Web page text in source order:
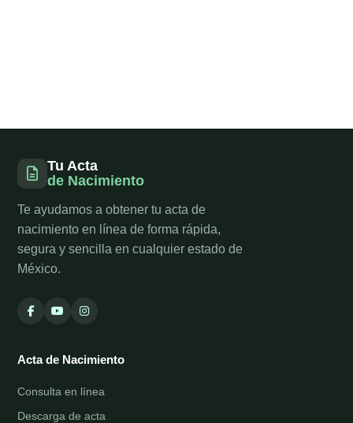
Tu Acta
de Nacimiento
Te ayudamos a obtener tu acta de
nacimiento en línea de forma rápida,
segura y sencilla en cualquier estado de
México.
Acta de Nacimiento
Consulta en línea
Descarga de acta